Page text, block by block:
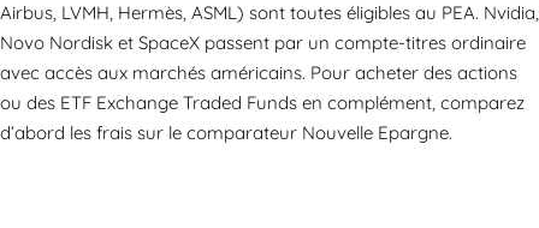
Airbus, LVMH, Hermès, ASML) sont toutes éligibles au PEA. Nvidia,
Novo Nordisk et SpaceX passent par un compte-titres ordinaire
avec accès aux marchés américains. Pour acheter des actions
ou des ETF Exchange Traded Funds en complément, comparez
d’abord les frais sur le comparateur Nouvelle Epargne.